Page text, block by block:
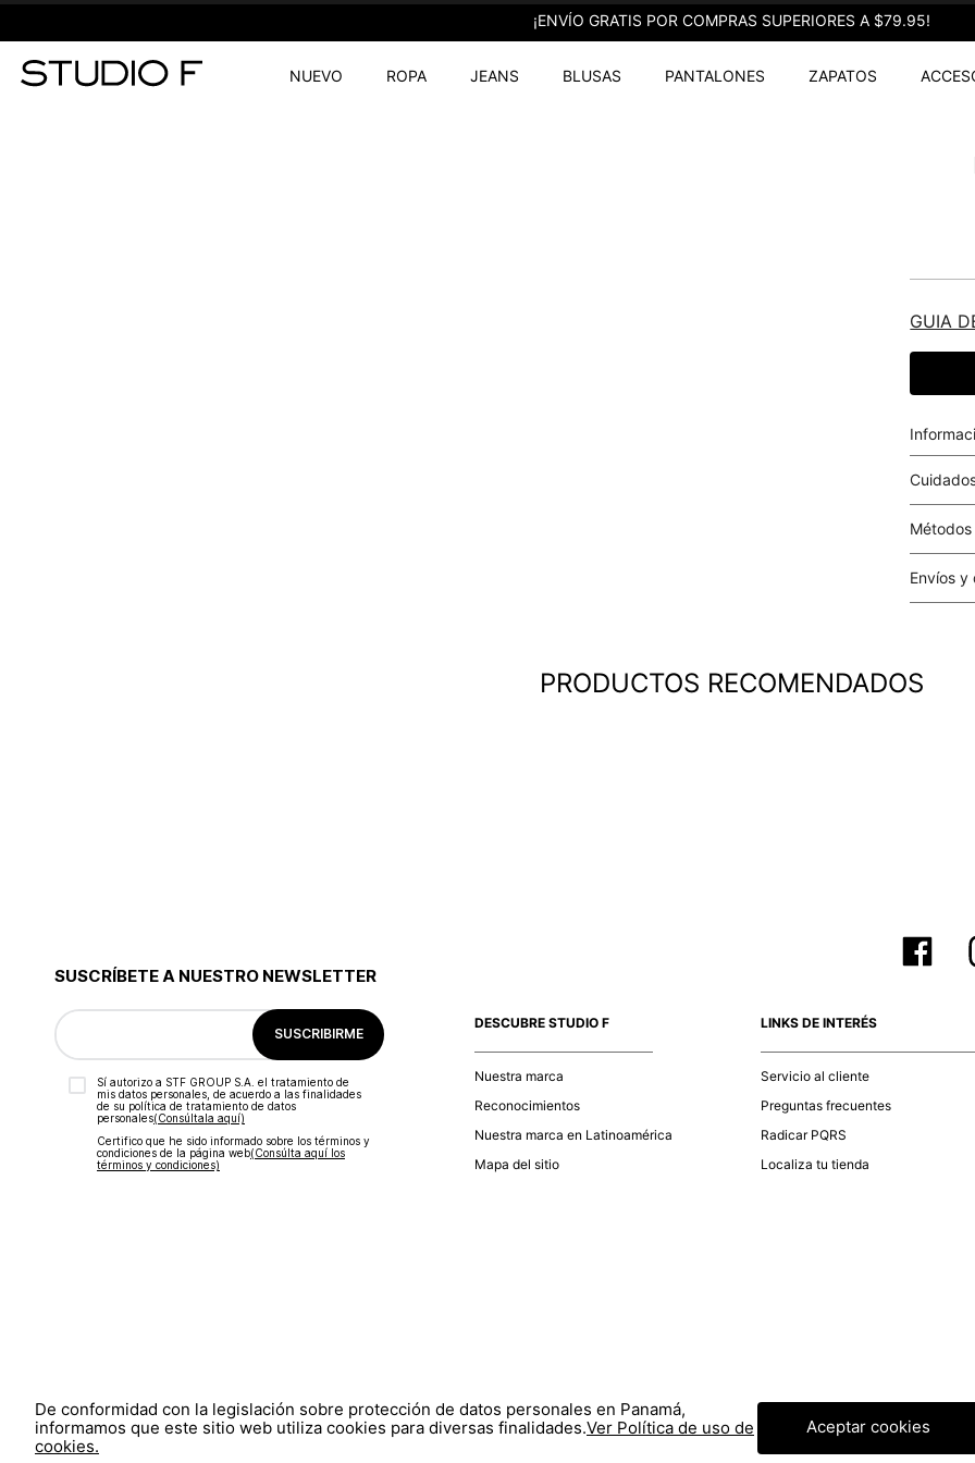
¡ENVÍO GRATIS POR COMPRAS SUPERIORES A $79.95!
NUEVO ROPA JEANS BLUSAS PANTALONES ZAPATOS
GUIA
Tarjetas
Envíos y
análisis
tu
PRODUCTOS RECOMENDADOS
SUSCRÍBETE A NUESTRO NEWSLETTER
SUSCRIBIRME
Sí autorizo a STF GROUP S.A. el tratamiento de
mis datos personales, de acuerdo a las finalidades
de su política de tratamiento de datos
personales‎(Consúltala aquí)
Certifico que he sido informado sobre los términos y
condiciones de la página web‎(Consúlta aquí los
términos y condiciones)
DESCUBRE STUDIO F
Nuestra marca
Reconocimientos
Nuestra marca en Latinoamérica
Mapa del sitio
LINKS DE INTERÉS
Servicio al cliente
Preguntas frecuentes
Radicar PQRS
Localiza tu tienda
© COPYRIGHT 2020 STF GROUP S.A. TODOS LOS DERECHOS RESERVADOS.
De conformidad con la legislación sobre protección de datos personales en Panamá,
informamos que este sitio web utiliza cookies para diversas finalidades.Ver Política de uso de
cookies.
Aceptar cookies